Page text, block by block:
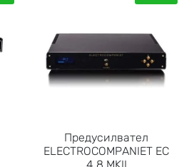
Предусилвател
ELECTROCOMPANIET EC